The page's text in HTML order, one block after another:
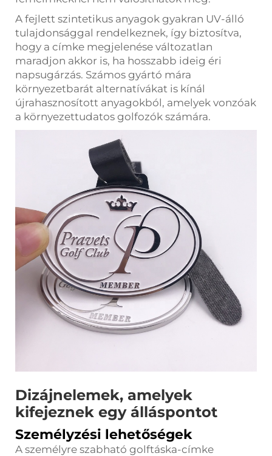
A fejlett szintetikus anyagok gyakran UV-álló
tulajdonsággal rendelkeznek, így biztosítva,
hogy a címke megjelenése változatlan
maradjon akkor is, ha hosszabb ideig éri
napsugárzás. Számos gyártó mára
környezetbarát alternatívákat is kínál
újrahasznosított anyagokból, amelyek vonzóak
a környezettudatos golfozók számára.
Dizájnelemek, amelyek
kifejeznek egy álláspontot
Személyzési lehetőségek
A személyre szabható golftáska-címke